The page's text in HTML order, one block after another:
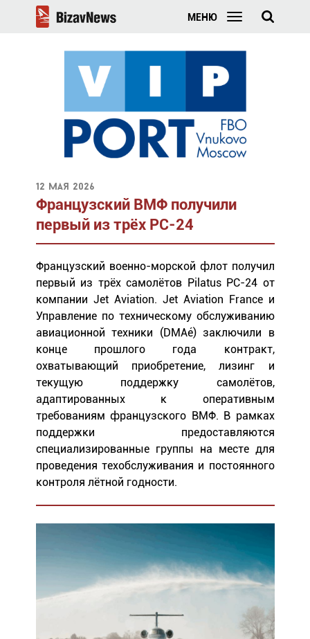
МЕНЮ
12 мая 2026
Французский ВМФ получили
первый из трёх PC-24
Французский военно-морской флот получил
первый из трёх самолётов Pilatus PC-24 от
компании Jet Aviation. Jet Aviation France и
Управление по техническому обслуживанию
авиационной техники (DMAé) заключили в
конце прошлого года контракт,
охватывающий приобретение, лизинг и
текущую поддержку самолётов,
адаптированных к оперативным
требованиям французского ВМФ. В рамках
поддержки предоставляются
специализированные группы на месте для
проведения техобслуживания и постоянного
контроля лётной годности.